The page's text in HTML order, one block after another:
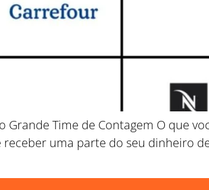
Time de Contagem O que
uma parte do seu dinheiro